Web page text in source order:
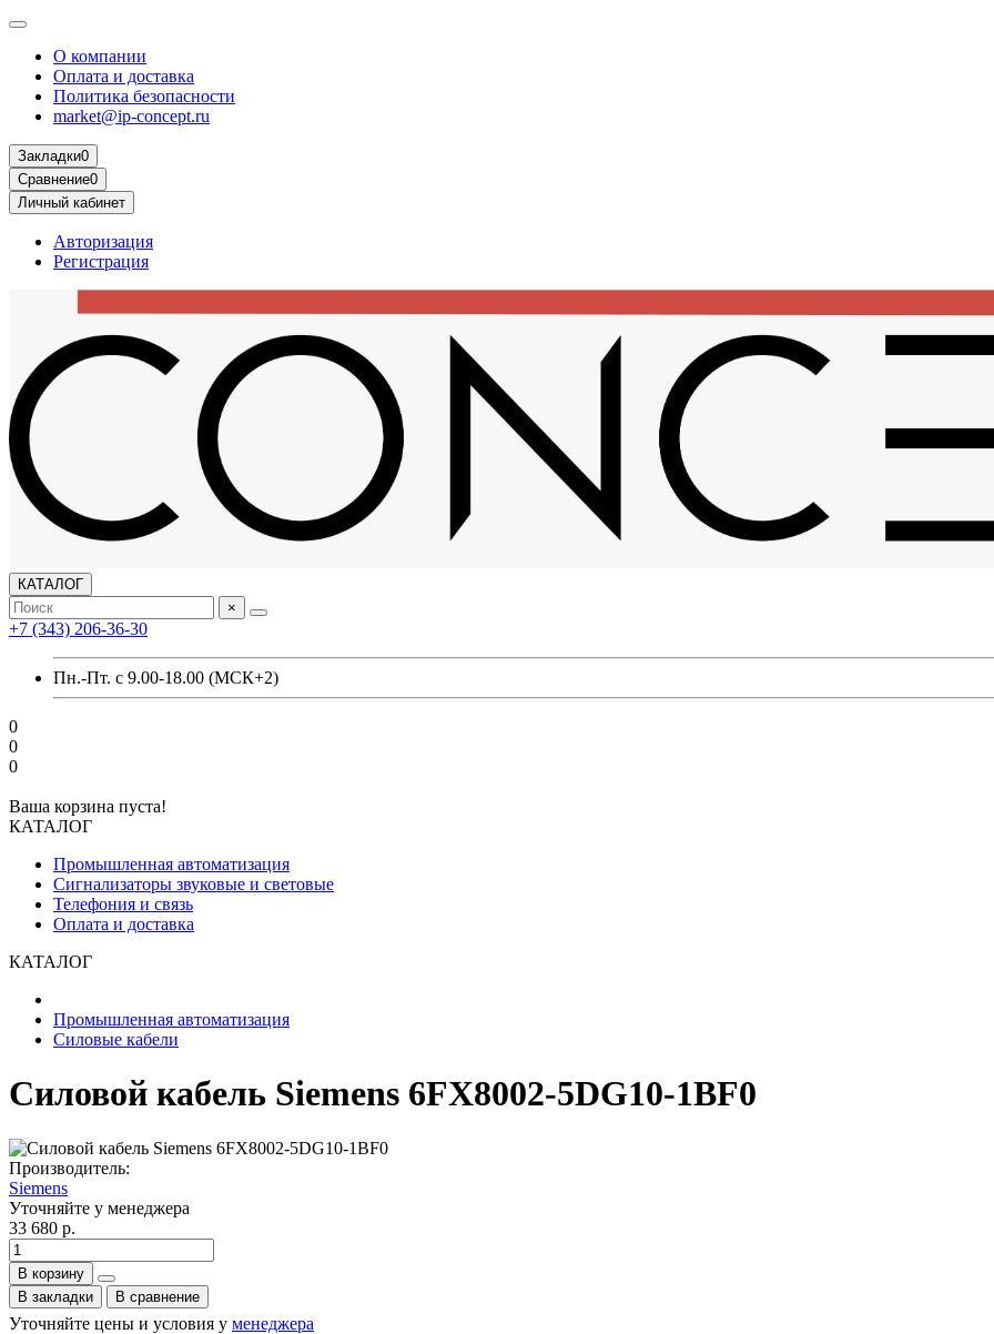
О компании
Оплата и доставка
Политика безопасности
market@ip-concept.ru
Закладки0
Сравнение0
Личный кабинет
Авторизация
Регистрация
КАТАЛОГ
×
+7 (343) 206-36-30
Пн.-Пт. с 9.00-18.00 (МСК+2)
0
0
0
Ваша корзина пуста!
КАТАЛОГ
Промышленная автоматизация
Сигнализаторы звуковые и световые
Телефония и связь
Оплата и доставка
КАТАЛОГ
Промышленная автоматизация
Силовые кабели
Силовой кабель Siemens 6FX8002-5DG10-1BF0
Производитель:
Siemens
Уточняйте у менеджера
33 680 р.
В корзину
В закладки
В сравнение
Уточняйте цены и условия у менеджера